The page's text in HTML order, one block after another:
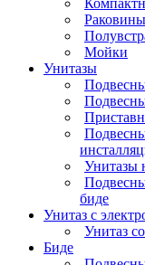
Мойки
Унитазы
Унитазы
биде
Унитаз с
Унитаз
Биде